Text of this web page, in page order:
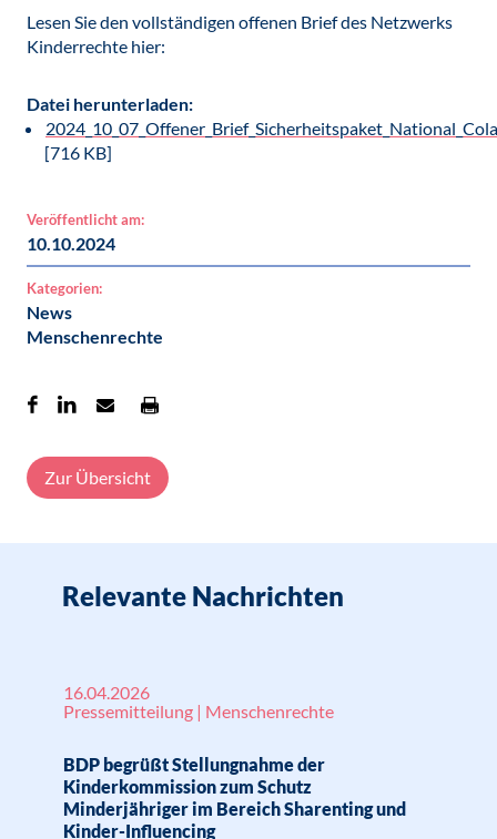
Lesen Sie den vollständigen offenen Brief des Netzwerks
Kinderrechte hier:
Datei herunterladen:
[716 KB]
Veröffentlicht am:
10.10.2024
Kategorien:
News
Menschenrechte
Zur Übersicht
Relevante Nachrichten
16.04.2026
Pressemitteilung | Menschenrechte
BDP begrüßt Stellungnahme der
Kinderkommission zum Schutz
Minderjähriger im Bereich Sharenting und
Kinder-Influencing